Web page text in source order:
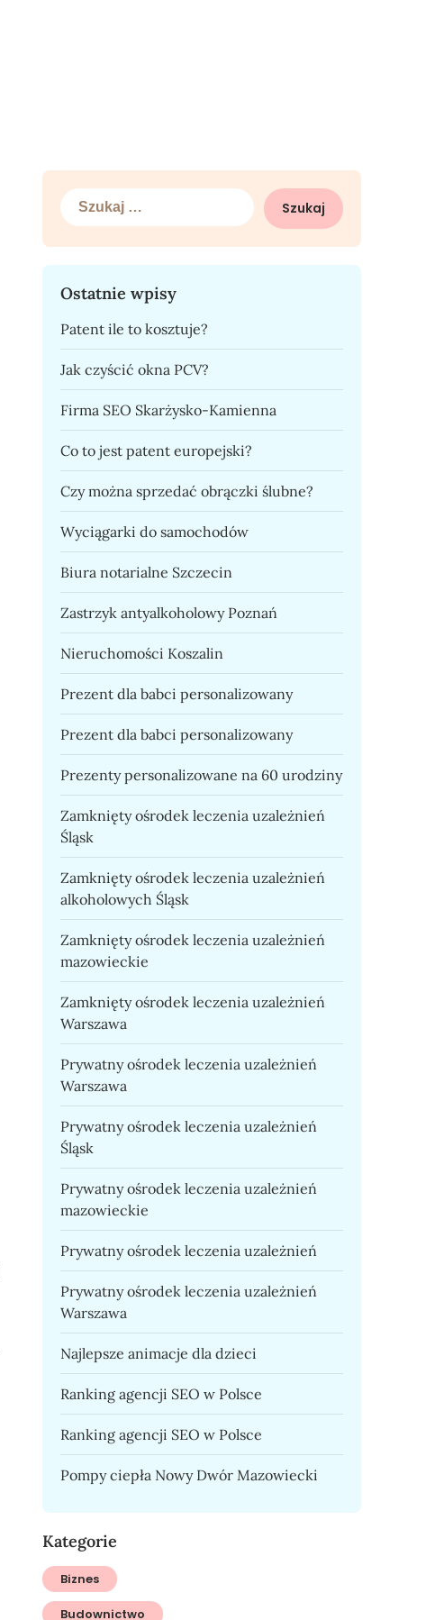
Szukaj:
Ostatnie wpisy
Patent ile to kosztuje?
Jak czyścić okna PCV?
Firma SEO Skarżysko-Kamienna
Co to jest patent europejski?
Czy można sprzedać obrączki ślubne?
Wyciągarki do samochodów
Biura notarialne Szczecin
Zastrzyk antyalkoholowy Poznań
Nieruchomości Koszalin
Prezent dla babci personalizowany
Prezent dla babci personalizowany
Prezenty personalizowane na 60 urodziny
Zamknięty ośrodek leczenia uzależnień
Śląsk
Zamknięty ośrodek leczenia uzależnień
alkoholowych Śląsk
Zamknięty ośrodek leczenia uzależnień
mazowieckie
Zamknięty ośrodek leczenia uzależnień
Warszawa
Prywatny ośrodek leczenia uzależnień
Warszawa
Prywatny ośrodek leczenia uzależnień
Śląsk
Prywatny ośrodek leczenia uzależnień
mazowieckie
Prywatny ośrodek leczenia uzależnień
Prywatny ośrodek leczenia uzależnień
Warszawa
Najlepsze animacje dla dzieci
Ranking agencji SEO w Polsce
Ranking agencji SEO w Polsce
Pompy ciepła Nowy Dwór Mazowiecki
Kategorie
Biznes
Budownictwo